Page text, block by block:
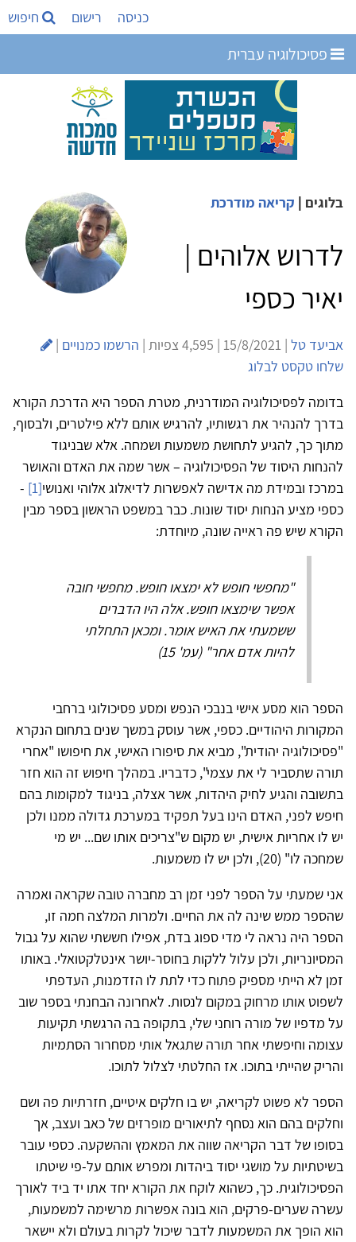
כניסה רישום חיפוש
פסיכולוגיה עברית
בלוגים | קריאה מודרכת
לדרוש אלוהים |
יאיר כספי
אביעד טל | 15/8/2021 | 4,595 צפיות | הרשמו כמנויים |
שלחו טקסט לבלוג
בדומה לפסיכולוגיה המודרנית, מטרת הספר היא הדרכת הקורא
בדרך להנהיר את רגשותיו, להרגיש אותם ללא פילטרים, ולבסוף,
מתוך כך, להגיע לתחושת משמעות ושמחה. אלא שבניגוד
להנחות היסוד של הפסיכולוגיה – אשר שמה את האדם והאושר
במרכז ובמידת מה אדישה לאפשרות לדיאלוג אלוהי ואנושי[1]
-
כספי מציע הנחות יסוד שונות. כבר במשפט הראשון בספר מבין
הקורא שיש פה ראייה שונה, מיוחדת:
"מחפשי חופש לא ימצאו חופש. מחפשי חובה
אפשר שימצאו חופש. אלה היו הדברים
ששמעתי את האיש אומר. ומכאן התחלתי
להיות אדם אחר" (עמ' 15)
הספר הוא מסע אישי בנבכי הנפש ומסע פסיכולוגי ברחבי
המקורות היהודיים. כספי, אשר עוסק במשך שנים בתחום הנקרא
"פסיכולוגיה יהודית", מביא את סיפורו האישי, את חיפושו "אחרי
תורה שתסביר לי את עצמי", כדבריו. במהלך חיפוש זה הוא חזר
בתשובה והגיע לחיק היהדות, אשר אצלה, בניגוד למקומות בהם
חיפש לפני, האדם הינו בעל תפקיד במערכת גדולה ממנו ולכן
יש לו אחריות אישית, יש מקום ש"צריכים אותו שם... יש מי
שמחכה לו" (20), ולכן יש לו משמעות.
אני שמעתי על הספר לפני זמן רב מחברה טובה שקראה ואמרה
שהספר ממש שינה לה את החיים. ולמרות המלצה חמה זו,
הספר היה נראה לי מדי ספוג בדת, אפילו חששתי שהוא על גבול
המסיונריות, ולכן עלול ללקות בחוסר-יושר אינטלקטואלי. באותו
זמן לא הייתי מספיק פתוח כדי לתת לו הזדמנות, העדפתי
לשפוט אותו מרחוק במקום לנסות. לאחרונה הבחנתי בספר שוב
על מדפיו של מורה רוחני שלי, בתקופה בה הרגשתי תקיעות
עצומה וחיפשתי אחר תורה שתגאל אותי מסחרור הסתמיות
והריק שהייתי בתוכו. אז החלטתי לצלול לתוכו.
הספר לא פשוט לקריאה, יש בו חלקים איטיים, חזרתיות פה ושם
וחלקים בהם הוא נסחף לתיאורים מופרזים של כאב ועצב, אך
בסופו של דבר הקריאה שווה את המאמץ וההשקעה. כספי עובר
בשיטתיות על מושגי יסוד ביהדות ומפרש אותם על-פי שיטתו
הפסיכולוגית. כך, כשהוא לוקח את הקורא יחד אתו יד ביד לאורך
עשרה שערים-פרקים, הוא בונה אפשרות מרשימה למשמעות,
הוא הופך את המשמעות לדבר שיכול לקרות בעולם ולא יישאר